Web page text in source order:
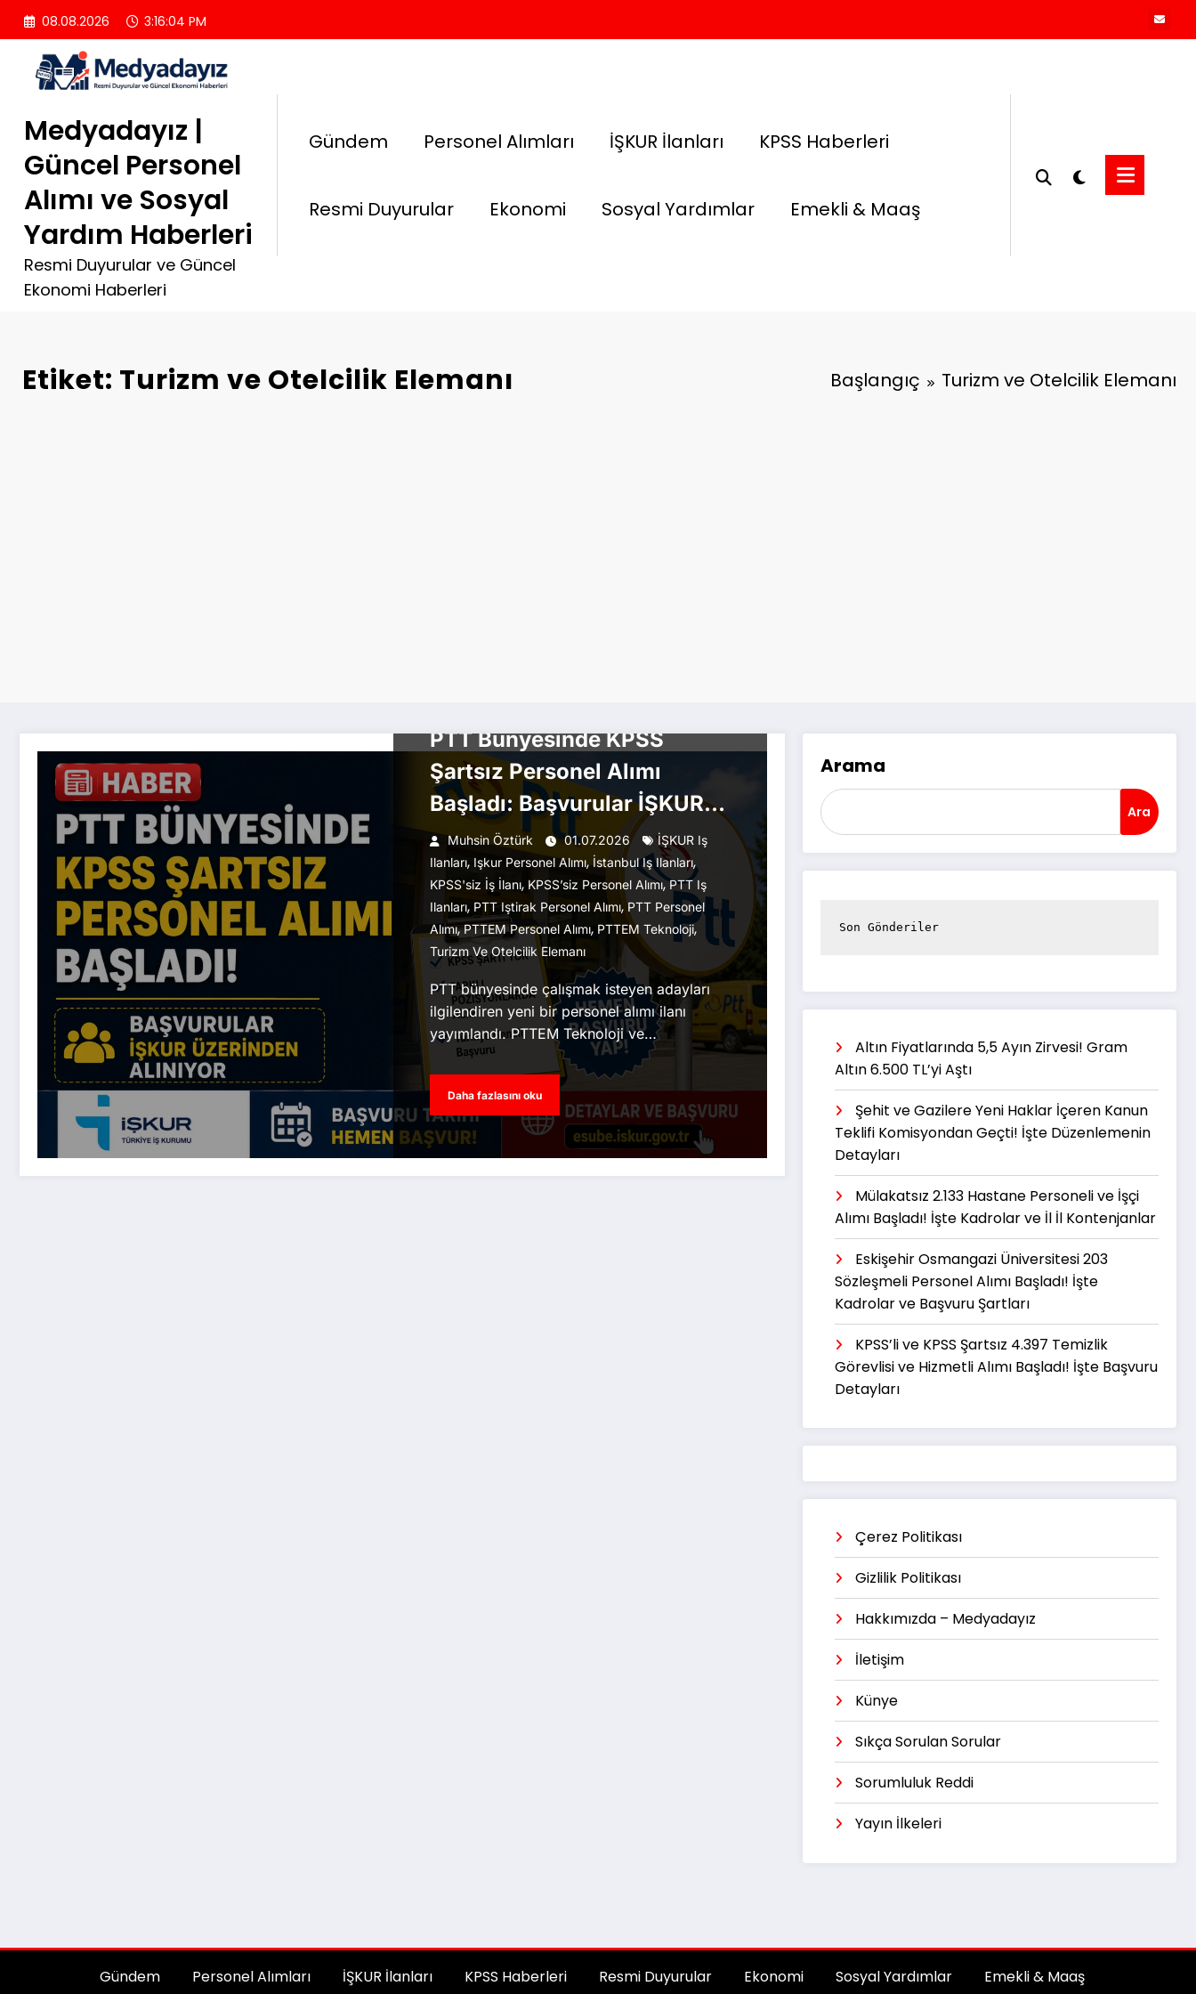
İçeriğe
atla
08.08.2026 3:16:05 PM
Medyadayız |
Güncel Personel
Alımı ve Sosyal
Yardım Haberleri
Resmi Duyurular ve Güncel
Ekonomi Haberleri
Gündem Personel Alımları İŞKUR İlanları KPSS Haberleri
Resmi Duyurular Ekonomi Sosyal Yardımlar Emekli & Maaş
Etiket: Turizm ve Otelcilik Elemanı Başlangıç Turizm ve Otelcilik Elemanı
PTT Bünyesinde KPSS
Şartsız Personel Alımı
Başladı: Başvurular İŞKUR
Üzerinden Alınıyor
Muhsin Öztürk 01.07.2026
İŞKUR Iş
Ilanları, Işkur Personel Alımı,İstanbul Iş Ilanları,
KPSS'siz İş İlanı, KPSS’siz Personel Alımı,PTT Iş
Ilanları, PTT Iştirak Personel Alımı,PTT Personel
Alımı,PTTEM Personel Alımı, PTTEM Teknoloji,
Turizm Ve Otelcilik Elemanı
PTT bünyesinde çalışmak isteyen adayları
ilgilendiren yeni bir personel alımı ilanı
yayımlandı. PTTEM Teknoloji ve…
Daha fazlasını oku
Arama
Ara
Son Gönderiler
Altın Fiyatlarında 5,5 Ayın Zirvesi! Gram
Altın 6.500 TL’yi Aştı
Şehit ve Gazilere Yeni Haklar İçeren Kanun
Teklifi Komisyondan Geçti! İşte Düzenlemenin
Detayları
Mülakatsız 2.133 Hastane Personeli ve İşçi
Alımı Başladı! İşte Kadrolar ve İl İl Kontenjanlar
Eskişehir Osmangazi Üniversitesi 203
Sözleşmeli Personel Alımı Başladı! İşte
Kadrolar ve Başvuru Şartları
KPSS’li ve KPSS Şartsız 4.397 Temizlik
Görevlisi ve Hizmetli Alımı Başladı! İşte Başvuru
Detayları
Çerez Politikası
Gizlilik Politikası
Hakkımızda – Medyadayız
İletişim
Künye
Sıkça Sorulan Sorular
Sorumluluk Reddi
Yayın İlkeleri
Gündem Personel Alımları İŞKUR İlanları KPSS Haberleri Resmi Duyurular Ekonomi Sosyal Yardımlar Emekli & Maaş